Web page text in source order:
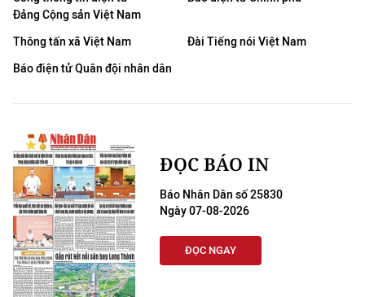
Đảng Cộng sản Việt Nam
Thông tấn xã Việt Nam
Đài Tiếng nói Việt Nam
Báo điện tử Quân đội nhân dân
ĐỌC BÁO IN
Báo Nhân Dân số 25830
Ngày 07-08-2026
ĐỌC NGAY